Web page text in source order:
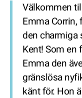
Välkommen
Emma
den charmiga
Kent! Som en
Emma den
gränslösa
känt för. Hon